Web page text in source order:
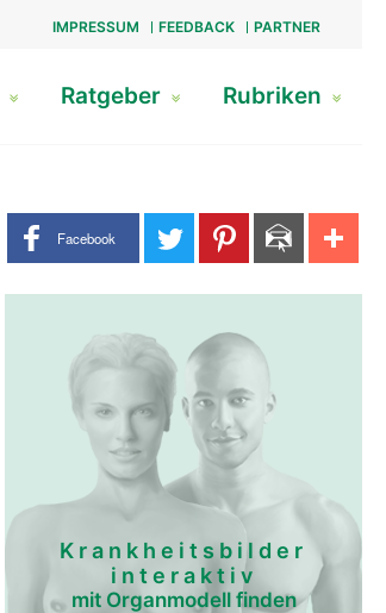
IMPRESSUM FEEDBACK PARTNER
Ratgeber Rubriken
Share buttons
Facebook
Krankheitsbilder
interaktiv
mit Organmodell finden